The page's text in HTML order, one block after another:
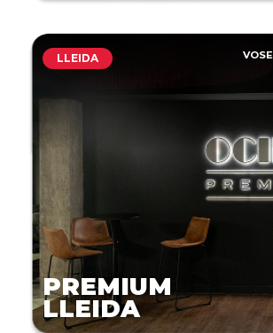
LLEIDA VOSE
PREMIUM
LLEIDA